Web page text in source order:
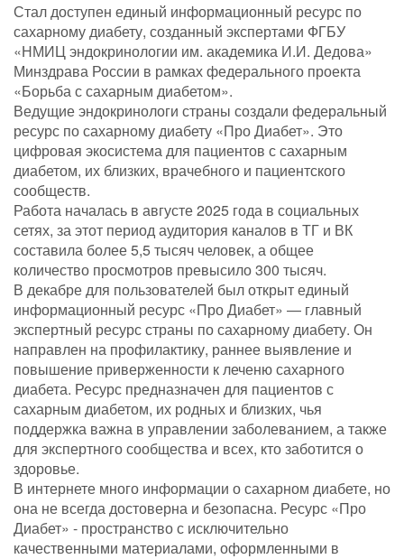
Стал доступен единый информационный ресурс по
сахарному диабету, созданный экспертами ФГБУ
«НМИЦ эндокринологии им. академика И.И. Дедова»
Минздрава России в рамках федерального проекта
«Борьба с сахарным диабетом».
Ведущие эндокринологи страны создали федеральный
ресурс по сахарному диабету «Про Диабет». Это
цифровая экосистема для пациентов с сахарным
диабетом, их близких, врачебного и пациентского
сообществ.
Работа началась в августе 2025 года в социальных
сетях, за этот период аудитория каналов в ТГ и ВК
составила более 5,5 тысяч человек, а общее
количество просмотров превысило 300 тысяч.
В декабре для пользователей был открыт единый
информационный ресурс «Про Диабет» — главный
экспертный ресурс страны по сахарному диабету. Он
направлен на профилактику, раннее выявление и
повышение приверженности к леченю сахарного
диабета. Ресурс предназначен для пациентов с
сахарным диабетом, их родных и близких, чья
поддержка важна в управлении заболеванием, а также
для экспертного сообщества и всех, кто заботится о
здоровье.
В интернете много информации о сахарном диабете, но
она не всегда достоверна и безопасна. Ресурс «Про
Диабет» - пространство с исключительно
качественными материалами, оформленными в